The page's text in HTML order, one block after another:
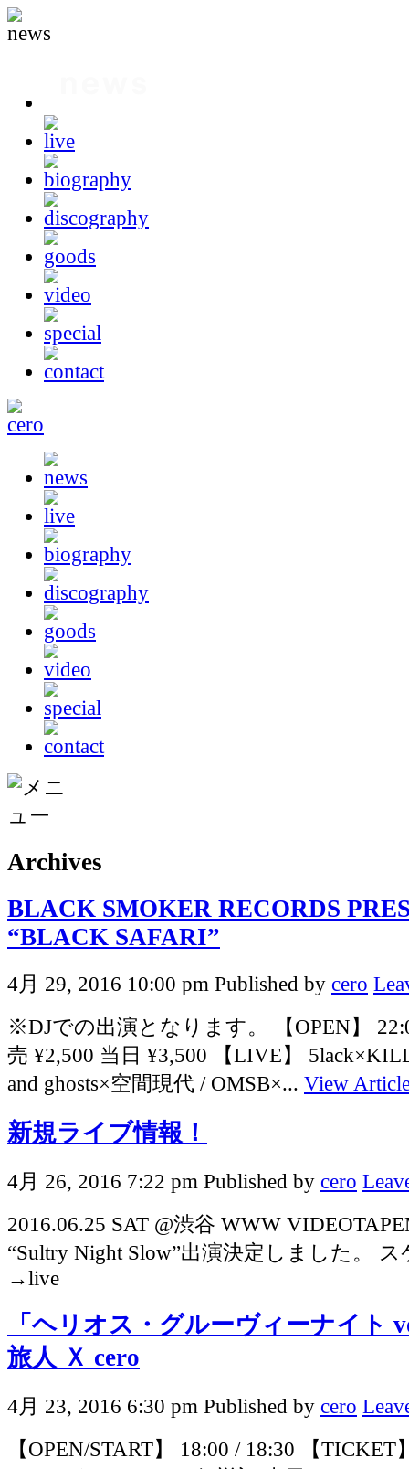
Archives
BLACK SMOKER RECORDS
“BLACK SAFARI”
4月 29, 2016 10:00 pm Published by cero
※DJでの出演となります。 【OPEN】
売 ¥2,500 当日 ¥3,500 【LIVE】
and ghosts×空間現代 / OMSB×... View
新規ライブ情報！
4月 26, 2016 7:22 pm Published by cero
2016.06.25 SAT @渋谷 WWW
“Sultry Night Slow”出演決定しました。
→live
「ヘリオス・グルーヴィーナイト
旅人 Ｘ cero
4月 23, 2016 6:30 pm Published by cero
【OPEN/START】 18:00 / 18:30 【